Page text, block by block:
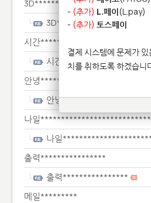
3D************************
3D************************
시간*****
시간*****
안녕**********************
안녕
나일
나일
출력****************
출력****************
메일*********
- (추가) L.페이(L.pay)
- (추가) 토스페이
결제 시스템에 문제가
치를 취하도록 하겠습니